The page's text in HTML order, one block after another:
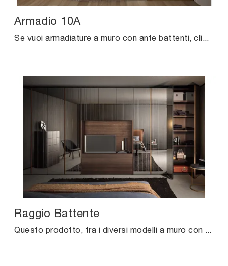
Armadio 10A
Se vuoi armadiature a muro con ante battenti, clicca e scopri l'armadio Armadio 10A di Cinquanta3 in melaminico.
Raggio Battente